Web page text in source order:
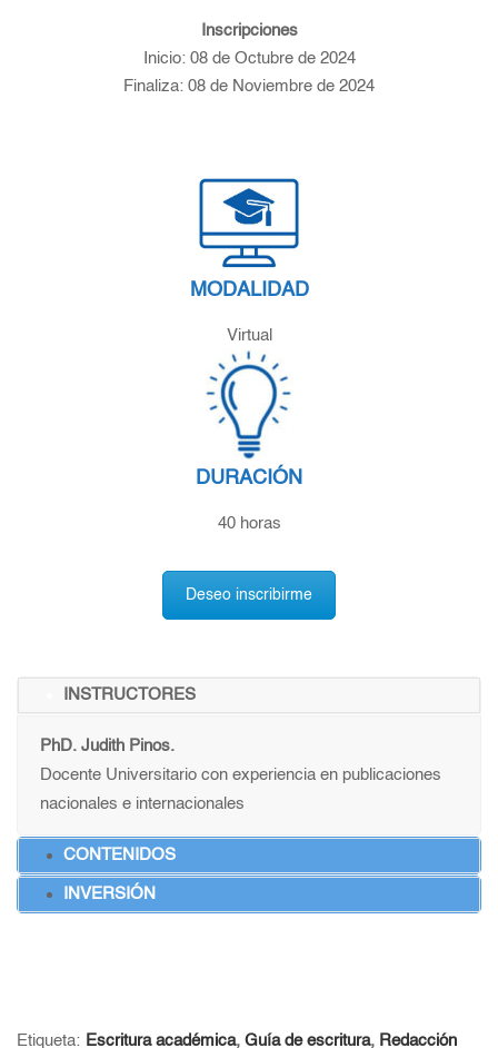
Inscripciones
Inicio: 08 de Octubre de 2024
Finaliza: 08 de Noviembre de 2024
MODALIDAD
Virtual
DURACIÓN
40 horas
Deseo inscribirme
INSTRUCTORES
PhD. Judith Pinos.
Docente Universitario con experiencia en publicaciones
nacionales e internacionales
CONTENIDOS
INVERSIÓN
Etiqueta: Escritura académica, Guía de escritura, Redacción